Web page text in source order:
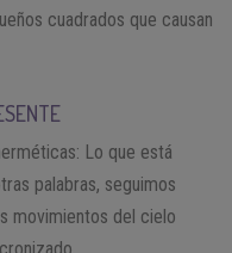
cuadrados que causan
Lo que está
palabras, seguimos
movimientos del cielo